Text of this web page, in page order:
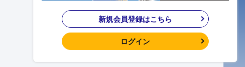
新規会員登録はこちら
ログイン